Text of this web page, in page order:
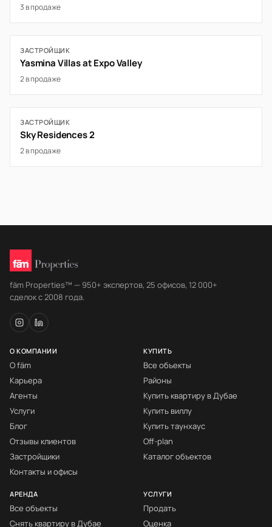
3 в продаже
ЗАСТРОЙЩИК
Yasmina Villas at Expo Valley
2 в продаже
ЗАСТРОЙЩИК
Sky Residences 2
2 в продаже
fäm Properties™ — 950+ экспертов, 25 офисов, 12 000+
сделок с 2008 года.
О КОМПАНИИ
О fäm
Карьера
Агенты
Услуги
Блог
Отзывы клиентов
Застройщики
Контакты и офисы
КУПИТЬ
Все объекты
Районы
Купить квартиру в Дубае
Купить виллу
Купить таунхаус
Off-plan
Каталог объектов
АРЕНДА
Все объекты
Снять квартиру в Дубае
УСЛУГИ
Продать
Оценка